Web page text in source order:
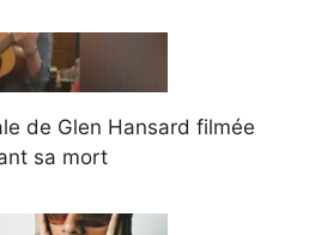
de Glen Hansard filmée
sa mort